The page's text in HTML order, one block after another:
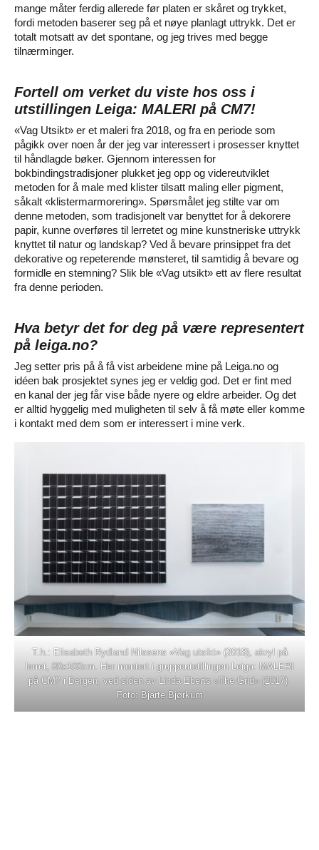
mange måter ferdig allerede før platen er skåret og trykket,
fordi metoden baserer seg på et nøye planlagt uttrykk. Det er
totalt motsatt av det spontane, og jeg trives med begge
tilnærminger.
Fortell om verket du viste hos oss i
utstillingen Leiga: MALERI på CM7!
«Vag Utsikt» er et maleri fra 2018, og fra en periode som
pågikk over noen år der jeg var interessert i prosesser knyttet
til håndlagde bøker. Gjennom interessen for
bokbindingstradisjoner plukket jeg opp og videreutviklet
metoden for å male med klister tilsatt maling eller pigment,
såkalt «klistermarmorering». Spørsmålet jeg stilte var om
denne metoden, som tradisjonelt var benyttet for å dekorere
papir, kunne overføres til lerretet og mine kunstneriske uttrykk
knyttet til natur og landskap? Ved å bevare prinsippet fra det
dekorative og repeterende mønsteret, til samtidig å bevare og
formidle en stemning? Slik ble «Vag utsikt» ett av flere resultat
fra denne perioden.
Hva betyr det for deg på være representert
på leiga.no?
Jeg setter pris på å få vist arbeidene mine på Leiga.no og
idéen bak prosjektet synes jeg er veldig god. Det er fint med
en kanal der jeg får vise både nyere og eldre arbeider. Og det
er alltid hyggelig med muligheten til selv å få møte eller komme
i kontakt med dem som er interessert i mine verk.
T.h.: Elisabeth Rydland Nilssens «Vag utsikt» (2018), akryl på
lerret, 80x100cm. Her montert i gruppeutstillingen Leiga: MALERI
på CM7 i Bergen, ved siden av Linda Eberts «The Grid» (2017).
Foto: Bjarte Bjørkum